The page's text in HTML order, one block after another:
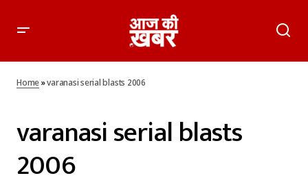
Home»varanasi serial blasts 2006
varanasi serial blasts
2006